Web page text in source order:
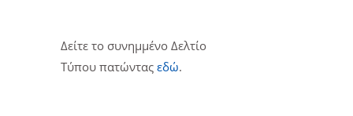
Δείτε το συνημμένο Δελτίο
Τύπου πατώντας εδώ.